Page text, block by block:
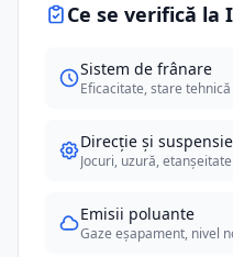
Ce se verifică la
Sistem de frânare
Eficacitate, stare
Direcție și suspensie
Jocuri, uzură, etanșeitate
Emisii poluante
Gaze eșapament, nivel